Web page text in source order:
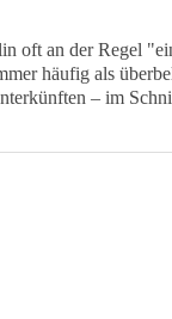
oft an der Regel
häufig als
– im